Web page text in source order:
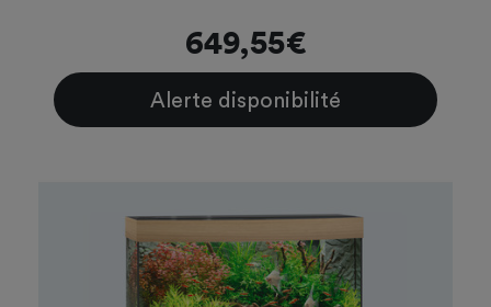
649,55€
Alerte disponibilité